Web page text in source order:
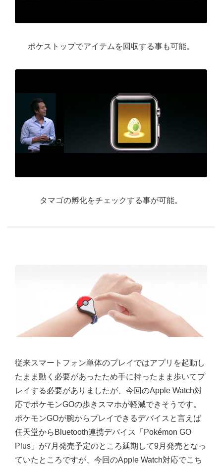
ポケストップでアイテムを回収する事も可能。
タマゴの孵化をチェックする事が可能。
従来スマートフォン単体のプレイではアプリを起動し
たまま動く必要があったため手に持ったまま歩いてプ
レイする必要がありましたが、今回のApple Watch対
応でポケモンGOの歩きスマホが軽減できそうです。
ポケモンGOが腕からプレイできるデバイスと言えば
任天堂からBluetooth連携デバイス「Pokémon GO
Plus」が7月発売予定のところ延期して9月発売となっ
ていたところですが、今回のApple Watch対応でこち